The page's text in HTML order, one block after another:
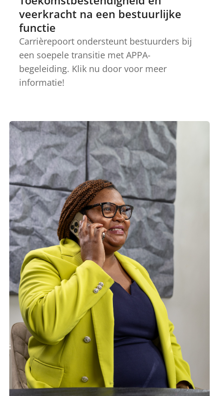
veerkracht na een bestuurlijke
functie
Carrièrepoort ondersteunt bestuurders bij
een soepele transitie met APPA-
begeleiding. Klik nu door voor meer
informatie!